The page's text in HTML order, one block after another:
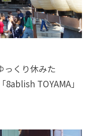
っくり休みた
TOYAMA」